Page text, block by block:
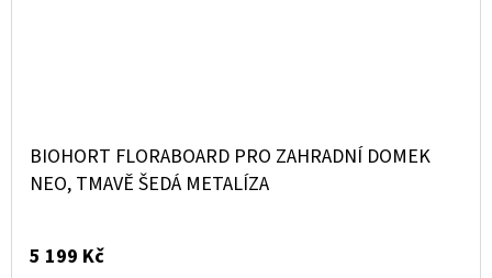
BIOHORT FLORABOARD PRO ZAHRADNÍ DOMEK
NEO, TMAVĚ ŠEDÁ METALÍZA
5 199 Kč